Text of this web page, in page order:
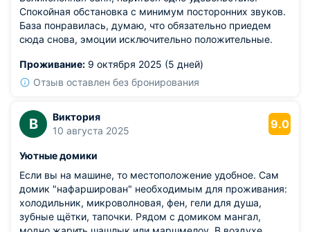
Спокойная обстановка с минимум посторонних звуков.
База понравилась, думаю, что обязательно приедем
сюда снова, эмоции исключительно положительные.
Проживание: 9 октября 2025 (5 дней)
Отзыв оставлен без бронирования
В
Виктория
10 августа 2025
9.0
Уютные домики
Если вы на машине, то местоположение удобное. Сам
домик "нафарширован" необходимым для проживания:
холодильник, микроволновая, фен, гели для душа,
зубные щётки, тапочки. Рядом с домиком мангал,